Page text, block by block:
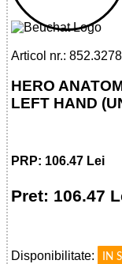
Articol nr.:
HERO
LEFT HAND
PRP: 106.47 Lei
Pret: 106.47
Disponibilitate:
IN